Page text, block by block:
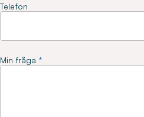
Telefon
Min fråga